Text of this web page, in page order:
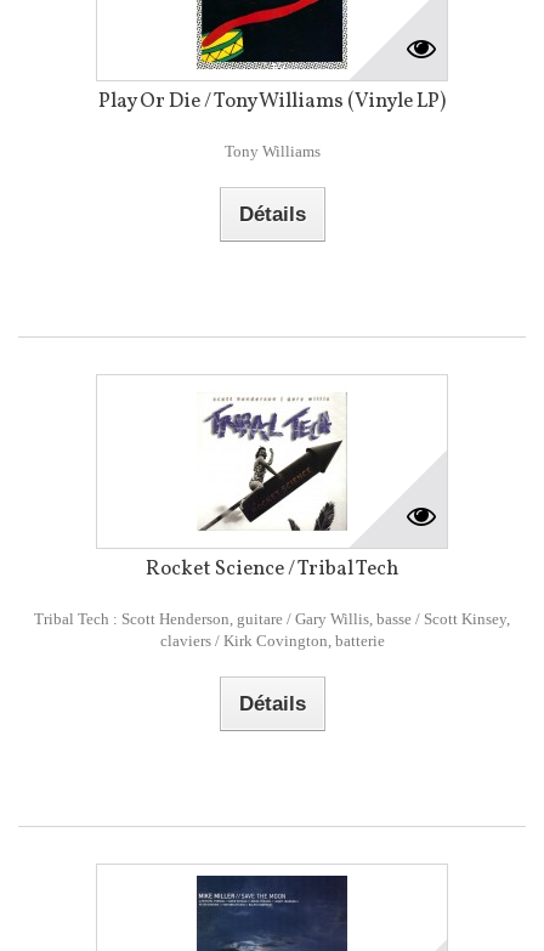
Play Or Die / Tony Williams (Vinyle LP)
Tony Williams
Détails
Rocket Science / Tribal Tech
Tribal Tech : Scott Henderson, guitare / Gary Willis, basse / Scott Kinsey,
claviers / Kirk Covington, batterie
Détails